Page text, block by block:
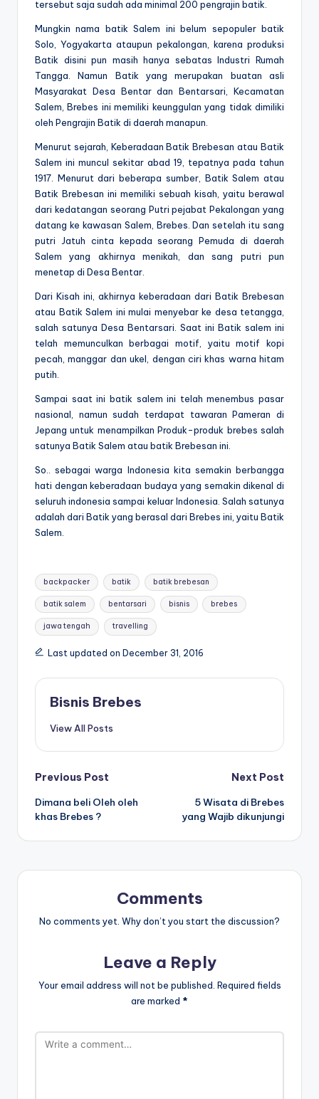
tersebut saja sudah ada minimal 200 pengrajin batik.
Mungkin nama batik Salem ini belum sepopuler batik
Solo, Yogyakarta ataupun pekalongan, karena produksi
Batik disini pun masih hanya sebatas Industri Rumah
Tangga. Namun Batik yang merupakan buatan asli
Masyarakat Desa Bentar dan Bentarsari, Kecamatan
Salem, Brebes ini memiliki keunggulan yang tidak dimiliki
oleh Pengrajin Batik di daerah manapun.
Menurut sejarah, Keberadaan Batik Brebesan atau Batik
Salem ini muncul sekitar abad 19, tepatnya pada tahun
1917. Menurut dari beberapa sumber, Batik Salem atau
Batik Brebesan ini memiliki sebuah kisah, yaitu berawal
dari kedatangan seorang Putri pejabat Pekalongan yang
datang ke kawasan Salem, Brebes. Dan setelah itu sang
putri Jatuh cinta kepada seorang Pemuda di daerah
Salem yang akhirnya menikah, dan sang putri pun
menetap di Desa Bentar.
Dari Kisah ini, akhirnya keberadaan dari Batik Brebesan
atau Batik Salem ini mulai menyebar ke desa tetangga,
salah satunya Desa Bentarsari. Saat ini Batik salem ini
telah memunculkan berbagai motif, yaitu motif kopi
pecah, manggar dan ukel, dengan ciri khas warna hitam
putih.
Sampai saat ini batik salem ini telah menembus pasar
nasional, namun sudah terdapat tawaran Pameran di
Jepang untuk menampilkan Produk-produk brebes salah
satunya Batik Salem atau batik Brebesan ini.
So.. sebagai warga Indonesia kita semakin berbangga
hati dengan keberadaan budaya yang semakin dikenal di
seluruh indonesia sampai keluar Indonesia. Salah satunya
adalah dari Batik yang berasal dari Brebes ini, yaitu Batik
Salem.
Tags:
backpacker batik batik brebesan
batik salem bentarsari bisnis brebes
jawa tengah travelling
Last updated on December 31, 2016
Bisnis Brebes
View All Posts
Post
navigation
Previous Post
Dimana beli Oleh oleh
khas Brebes ?
Next Post
5 Wisata di Brebes
yang Wajib dikunjungi
Comments
No comments yet. Why don’t you start the discussion?
Leave a Reply
Your email address will not be published. Required fields
are marked *